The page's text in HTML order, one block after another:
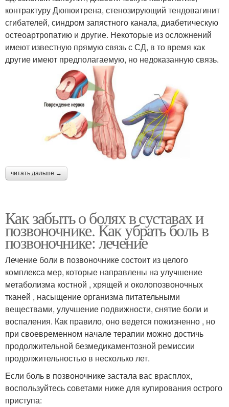
контрактуру Дюпюитрена, стенозирующий тендовагинит
сгибателей, синдром запястного канала, диабетическую
остеоартропатию и другие. Некоторые из осложнений
имеют известную прямую связь с СД, в то время как
другие имеют предполагаемую, но недоказанную связь.
читать дальше →
Как забыть о болях в суставах и
позвоночнике. Как убрать боль в
позвоночнике: лечение
Лечение боли в позвоночнике состоит из целого
комплекса мер, которые направлены на улучшение
метаболизма костной , хрящей и околопозвоночных
тканей , насыщение организма питательными
веществами, улучшение подвижности, снятие боли и
воспаления. Как правило, оно ведется пожизненно , но
при своевременном начале терапии можно достичь
продолжительной безмедикаментозной ремиссии
продолжительностью в несколько лет.
Если боль в позвоночнике застала вас врасплох,
воспользуйтесь советами ниже для купирования острого
приступа: